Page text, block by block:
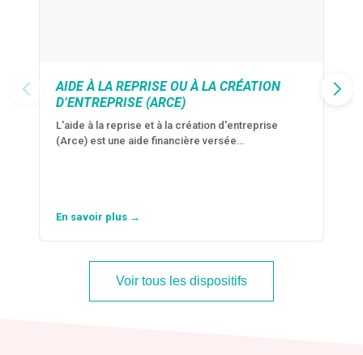
AIDE À LA REPRISE OU À LA CRÉATION
D’ENTREPRISE (ARCE)
L'aide à la reprise et à la création d'entreprise
(Arce) est une aide financière versée…
En savoir plus →
Voir tous les dispositifs